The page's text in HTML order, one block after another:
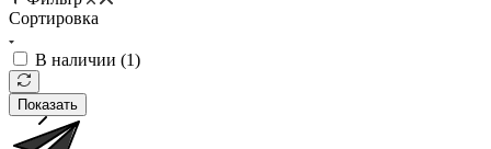
Сортировка
В наличии (1)
Показать